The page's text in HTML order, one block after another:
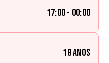
17:00 - 00:00
18 anos